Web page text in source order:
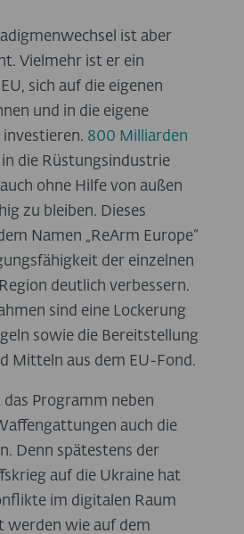
ist aber
Vielmehr ist er ein
sich auf die eigenen
und in die eigene
800 Milliarden
die Rüstungsindustrie
ohne Hilfe von außen
zu bleiben. Dieses
Namen „ReArm Europe“
der einzelnen
deutlich verbessern.
sind eine Lockerung
sowie die Bereitstellung
Mitteln aus dem EU-Fond.
Programm neben
auch die
Denn spätestens der
auf die Ukraine hat
im digitalen Raum
werden wie auf dem